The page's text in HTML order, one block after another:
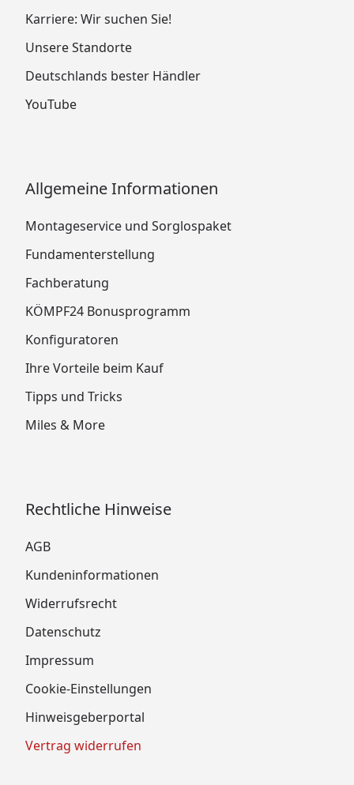
Karriere: Wir suchen Sie!
Unsere Standorte
Deutschlands bester Händler
YouTube
Allgemeine Informationen
Montageservice und Sorglospaket
Fundamenterstellung
Fachberatung
KÖMPF24 Bonusprogramm
Konfiguratoren
Ihre Vorteile beim Kauf
Tipps und Tricks
Miles & More
Rechtliche Hinweise
AGB
Kundeninformationen
Widerrufsrecht
Datenschutz
Impressum
Cookie-Einstellungen
Hinweisgeberportal
Vertrag widerrufen